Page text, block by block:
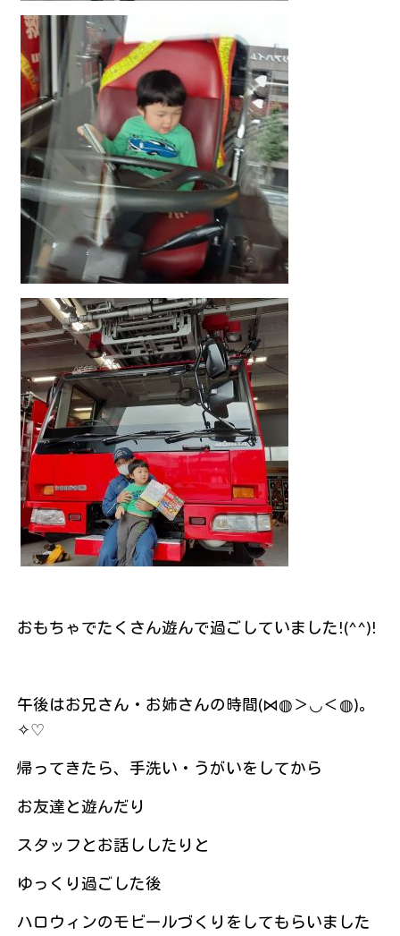
おもちゃでたくさん遊んで過ごしていました!(^^)!
午後はお兄さん・お姉さんの時間(⋈◍＞◡＜◍)。
✧♡
帰ってきたら、手洗い・うがいをしてから
お友達と遊んだり
スタッフとお話ししたりと
ゆっくり過ごした後
ハロウィンのモビールづくりをしてもらいました